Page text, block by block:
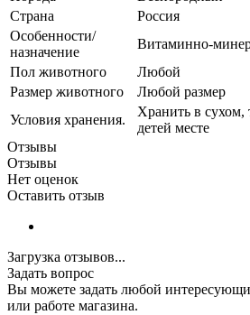
Страна
Россия
Особенности/
назначение
Витаминно-
Пол животного
Любой
Размер животного
Любой размер
Условия хранения.
Хранить в сухом,
детей месте
Отзывы
Отзывы
Нет оценок
Оставить отзыв
Загрузка отзывов...
Задать вопрос
Вы можете задать любой
или работе магазина.